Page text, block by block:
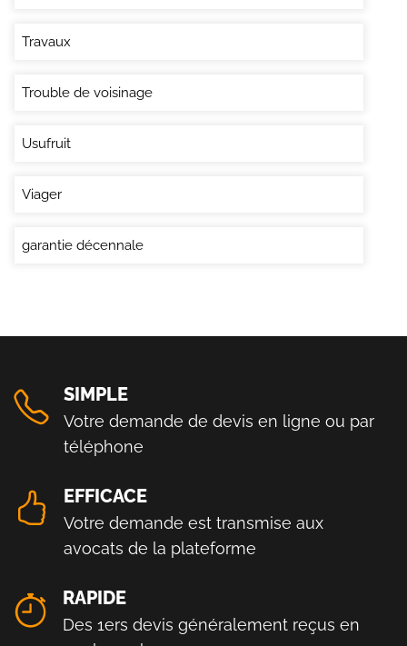
Travaux
Trouble de voisinage
Usufruit
Viager
garantie décennale
SIMPLE
Votre demande de devis en ligne ou par
téléphone
EFFICACE
Votre demande est transmise aux
avocats de la plateforme
RAPIDE
Des 1ers devis généralement reçus en